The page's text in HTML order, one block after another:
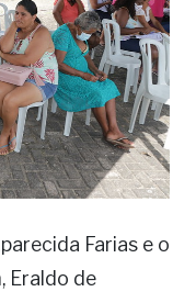
Farias e o
Eraldo de